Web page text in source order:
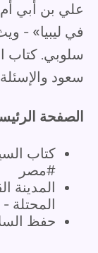
علي بن أبي
في ليبيا» -
سلوبي. كتاب
سعود
الصفحة
كتاب
#مصر
المدينة
حفظ